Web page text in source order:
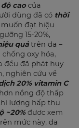
cao của
dùng đã có thời
đạt hiệu
15-20%,
quảtrên da –
oxy hóa,
đều đã phát huy
nghiên cứu về
20% vitamin C
nồng độ thấp
lượng hấp thu
~20% được xem
mức này, da